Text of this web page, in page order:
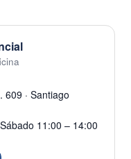
609 · Santiago
11:00 – 14:00